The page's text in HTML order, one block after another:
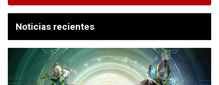
Noticias recientes